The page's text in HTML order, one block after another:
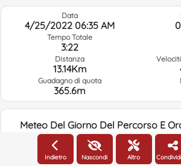
Data
4/25/2022 06:35 AM
Tempo Totale
3:22
Distanza
13.14Km
Guadagno di quota
365.6m
Meteo Del Giorno Del Percorso E
06:00
Indietro Nascondi Altro